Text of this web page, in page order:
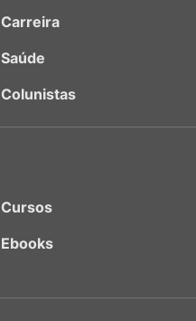
Carreira
Saúde
Colunistas
Cursos
Ebooks